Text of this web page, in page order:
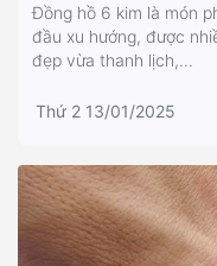
Đồng hồ 6 kim là món
đầu xu hướng, được
đẹp vừa thanh lịch,...
Thứ 2 13/01/2025